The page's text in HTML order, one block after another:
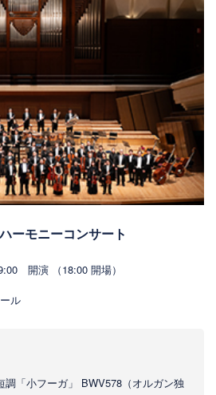
ーモニーコンサート
開演 （18:00 開場）
ル
「⼩フーガ」 BWV578（オルガン独